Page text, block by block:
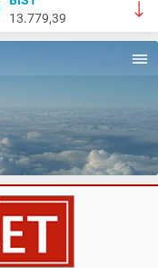
HAYIRLI OLSUN
13.779,39